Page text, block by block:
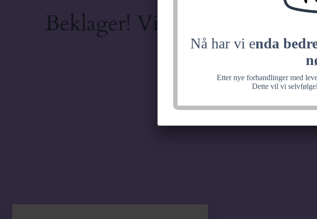
Nå har vi enda
Etter nye forhandlinger med
Dette vil vi
Beklager! Vi jobber med